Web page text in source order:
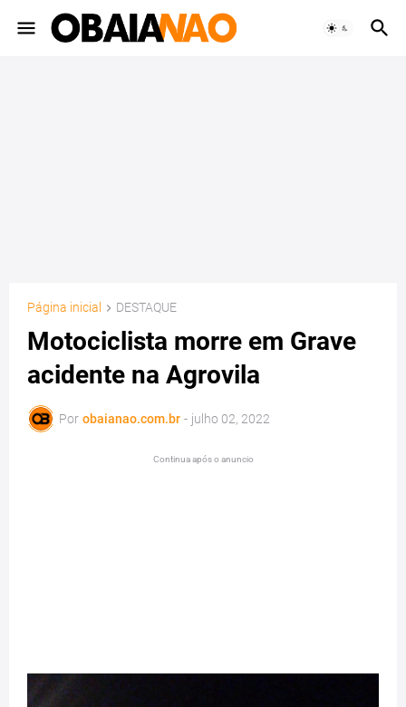
Página inicial DESTAQUE
Motociclista morre em Grave
acidente na Agrovila
Por obaianao.com.br - julho 02, 2022
Continua após o anuncio